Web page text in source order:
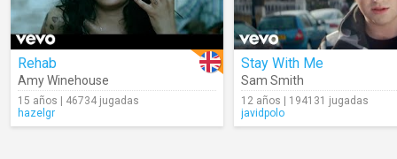
Rehab
Amy Winehouse
15 años | 46734 jugadas
hazelgr
Stay With Me
Sam Smith
12 años | 194131 jugadas
javidpolo